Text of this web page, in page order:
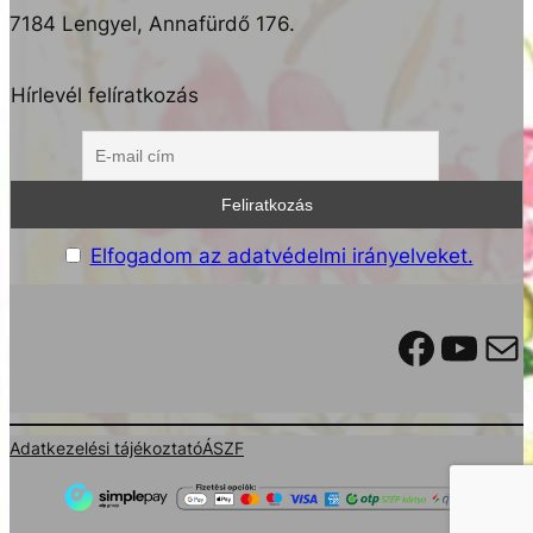
hangolódj az ideire!
Facebook eseményt?
7184 Lengyel, Annafürdő 176.
Hírlevél felíratkozás
Elfogadom az adatvédelmi irányelveket.
Facebook YouTube Mail
Adatkezelési tájékoztatóÁSZF